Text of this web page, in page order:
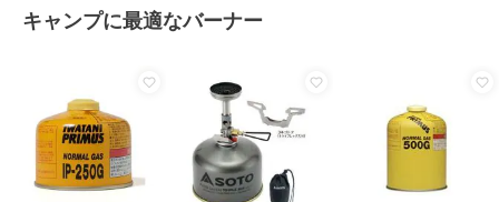
キャンプに最適なバーナー